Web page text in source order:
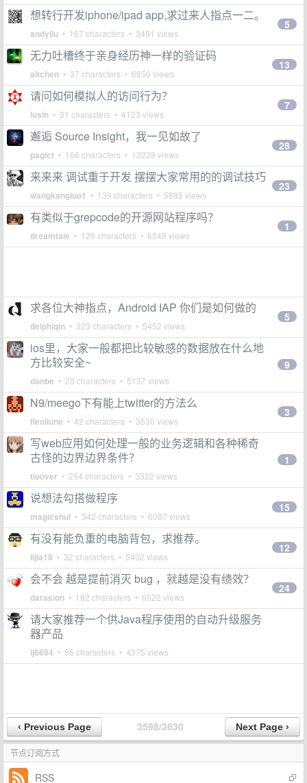
想转行开发iphone/ipad app,求过来人指点一二。
andyliu • 167 characters • 3481 views
5
无力吐槽终于亲身经历神一样的验证码
altchen • 37 characters • 6856 views
13
请问如何模拟人的访问行为？
lusin • 31 characters • 4123 views
7
邂逅 Source Insight，我一见如故了
pagict • 166 characters • 12228 views
28
来来来 调试重于开发 摆摆大家常用的的调试技巧
wangkangluo1 • 139 characters • 5885 views
23
有类似于grepcode的开源网站程序吗？
dreamtale • 129 characters • 6548 views
1
求各位大神指点，Android IAP 你们是如何做的
delphiqin • 323 characters • 5452 views
5
ios里，大家一般都把比较敏感的数据放在什么地
方比较安全~
donbe • 25 characters • 5137 views
9
N9/meego下有能上twitter的方法么
flenilune • 42 characters • 3530 views
3
写web应用如何处理一般的业务逻辑和各种稀奇
古怪的边界边界条件？
tioover • 254 characters • 3322 views
1
说想法勾搭做程序
magicshui • 342 characters • 6087 views
15
有没有能负重的电脑背包，求推荐。
lijia18 • 32 characters • 5402 views
12
会不会 越是提前消灭 bug ，就越是没有绩效？
darasion • 182 characters • 6522 views
24
请大家推荐一个供Java程序使用的自动升级服务
器产品
lj6684 • 86 characters • 4375 views
3598/3630
节点订阅方式
RSS